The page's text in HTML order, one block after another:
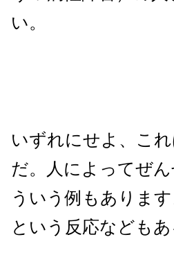
い。
いずれにせよ、こ
だ。人によってぜ
ういう例もありま
という反応などもあ